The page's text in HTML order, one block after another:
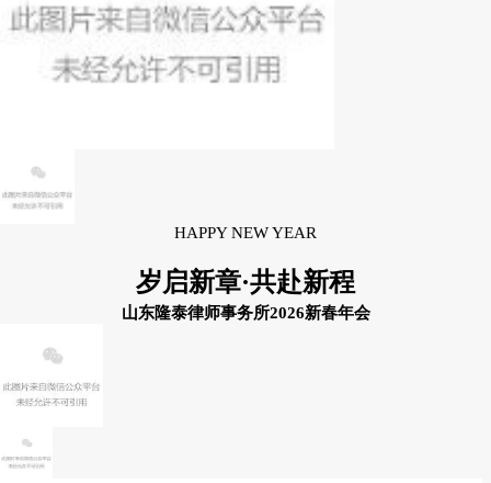
HAPPY NEW YEAR
岁启新章·共赴新程
山东隆泰律师事务所2026新春年会